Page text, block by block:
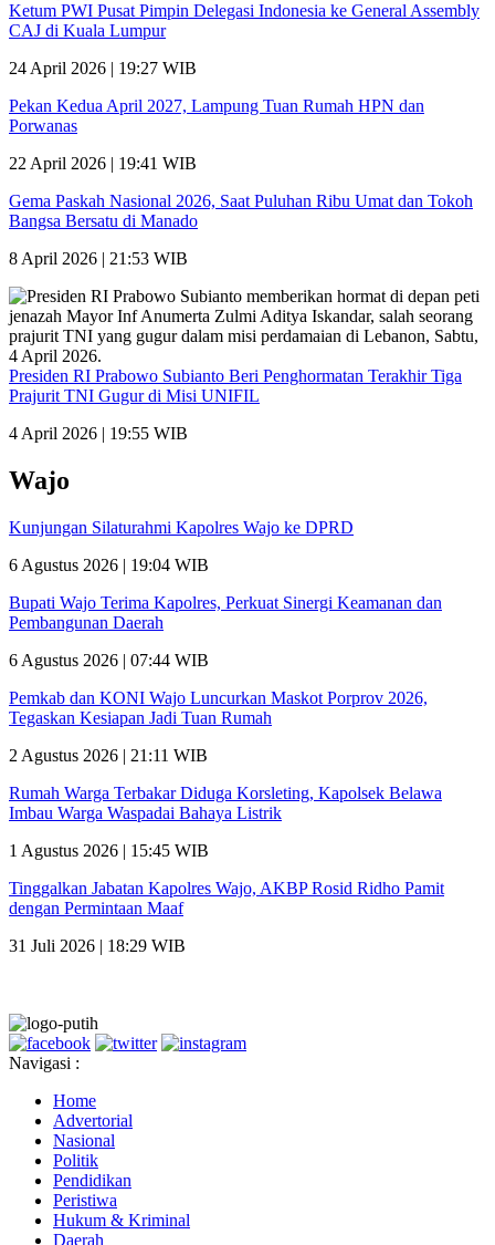
Ketum PWI Pusat Pimpin Delegasi Indonesia ke General Assembly
CAJ di Kuala Lumpur
24 April 2026 | 19:27 WIB
Pekan Kedua April 2027, Lampung Tuan Rumah HPN dan
Porwanas
22 April 2026 | 19:41 WIB
Gema Paskah Nasional 2026, Saat Puluhan Ribu Umat dan Tokoh
Bangsa Bersatu di Manado
8 April 2026 | 21:53 WIB
Presiden RI Prabowo Subianto Beri Penghormatan Terakhir Tiga
Prajurit TNI Gugur di Misi UNIFIL
4 April 2026 | 19:55 WIB
Wajo
Kunjungan Silaturahmi Kapolres Wajo ke DPRD
6 Agustus 2026 | 19:04 WIB
Bupati Wajo Terima Kapolres, Perkuat Sinergi Keamanan dan
Pembangunan Daerah
6 Agustus 2026 | 07:44 WIB
Pemkab dan KONI Wajo Luncurkan Maskot Porprov 2026,
Tegaskan Kesiapan Jadi Tuan Rumah
2 Agustus 2026 | 21:11 WIB
Rumah Warga Terbakar Diduga Korsleting, Kapolsek Belawa
Imbau Warga Waspadai Bahaya Listrik
1 Agustus 2026 | 15:45 WIB
Tinggalkan Jabatan Kapolres Wajo, AKBP Rosid Ridho Pamit
dengan Permintaan Maaf
31 Juli 2026 | 18:29 WIB
Navigasi :
Home
Advertorial
Nasional
Politik
Pendidikan
Peristiwa
Hukum & Kriminal
Daerah